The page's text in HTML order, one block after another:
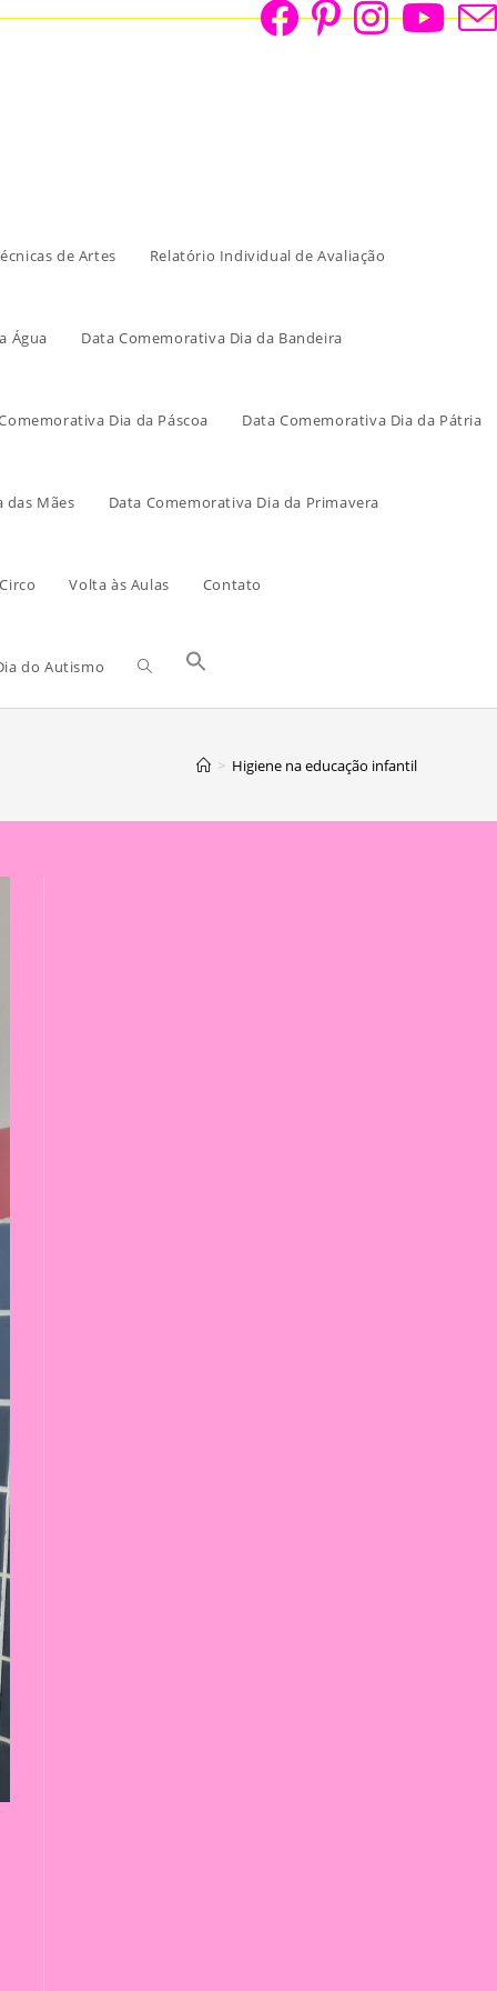
de Artes Relatório Individual de Avaliação
Água Data Comemorativa Dia da Bandeira
Dia da Páscoa Data Comemorativa Dia da Pátria
das Mães Data Comemorativa Dia da Primavera
Volta às Aulas Contato
do Autismo
> Higiene na educação infantil